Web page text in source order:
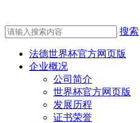
搜索
法德世界杯官方网页版
企业概况
公司简介
世界杯官方网页版
发展历程
证书荣誉